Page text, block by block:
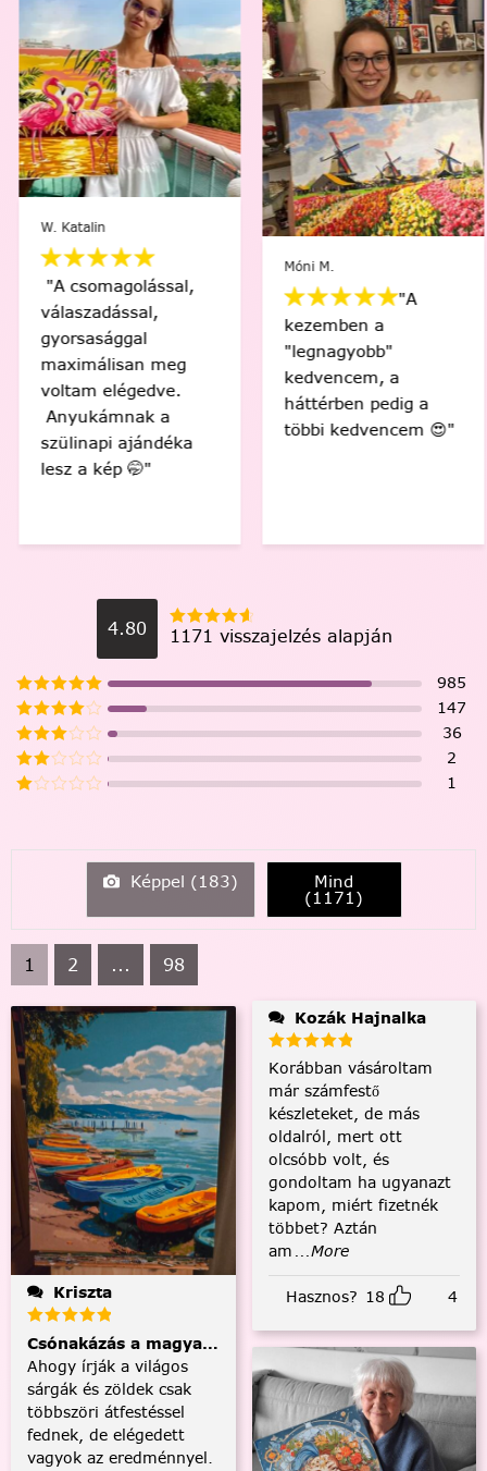
W. Katalin
"A csomagolással,
válaszadással,
gyorsasággal
maximálisan meg
voltam elégedve.
Anyukámnak a
szülinapi ajándéka
lesz a kép 🤭"
Móni M.
"A
kezemben a
"legnagyobb"
kedvencem, a
háttérben pedig a
többi kedvencem 😍"
4.80 1171 visszajelzés alapján
985
147
36
2
1
Képpel (183) Mind
(1171)
1 2 ... 98
Kriszta
Csónakázás a magyar tengeren
Ahogy írják a világos
sárgák és zöldek csak
többszöri átfestéssel
fednek, de elégedett
vagyok az eredménnyel.
Kozák Hajnalka
Korábban vásároltam
már számfestő
készleteket, de más
oldalról, mert ott
olcsóbb volt, és
gondoltam ha ugyanazt
kapom, miért fizetnék
többet? Aztán
am ...More
Hasznos? 18 4